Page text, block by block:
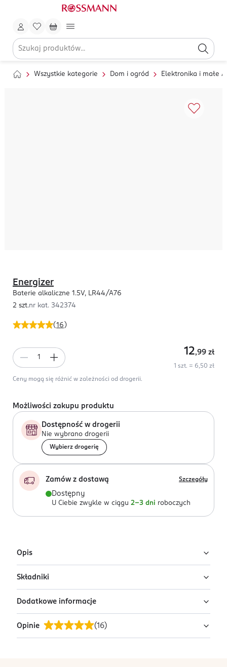
Wszystkie kategorie Dom i ogród Elektronika i małe
(16 )
Energizer
Baterie alkaliczne 1.5V, LR44/A76
2 szt.nr kat. 342374
12,99 zł
1 szt. = 6,50 zł
Ceny mogą się różnić w zależności od drogerii.
Możliwości zakupu produktu
Dostępność w drogerii
Nie wybrano drogerii
Wybierz drogerię
Zamów z dostawą Szczegóły
Dostępny
U Ciebie zwykle w ciągu 2-3 dni roboczych
Opis
Energizer, bateria, LR44/A76.
Składniki
brak danych
Dodatkowe informacje
OSTRZEŻENIA DOTYCZĄCE BEZPIECZEŃSTWA
Wkładać poprawnie (+/-).Chronić przed dziećmi. Nie
Opinie (16)